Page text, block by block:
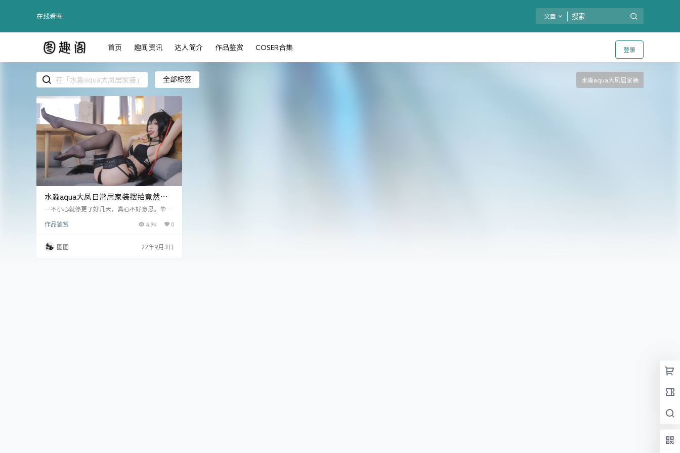
在线看图 文章
登录
首页 趣闻资讯 达人简介 作品鉴赏 COSER合集
全部标签 水淼aqua大凤居家装
水淼aqua大凤日常居家装摆拍竟然也
能这么好看
一不小心就停更了好几天，真心不好意思。毕竟
得好好庆祝一番。并不是图图要忙孩子上学的事
作品鉴赏 4.9k 0
图图 22年9月3日